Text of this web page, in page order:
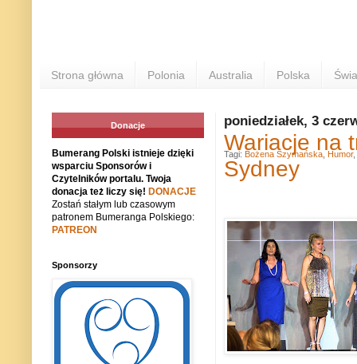
Strona główna Polonia Australia Polska
poniedziałek, 3
Wariacje na
Sydney
Tagi: Bożena Szymańska Humor,
Donacje
Bumerang Polski istnieje dzięki
wsparciu Sponsorów i
Czytelników portalu. Twoja
donacja też liczy się! DONACJE
Zostań stałym lub czasowym
patronem Bumeranga Polskiego:
PATREON
Sponsorzy